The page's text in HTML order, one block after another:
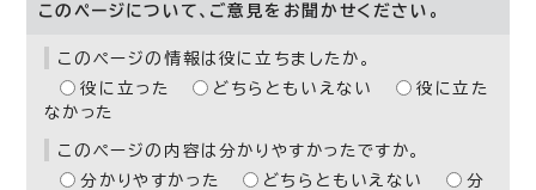
このページについて、ご意見をお聞かせください。
このページの情報は役に立ちましたか。
役に立った
どちらともいえない
役に立た
なかった
このページの内容は分かりやすかったですか。
分かりやすかった
どちらともいえない
分